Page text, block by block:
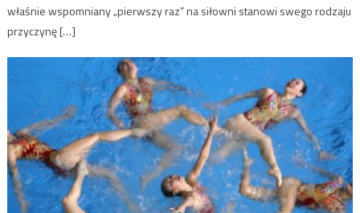
właśnie wspomniany „pierwszy raz” na siłowni stanowi swego rodzaju
przyczynę […]